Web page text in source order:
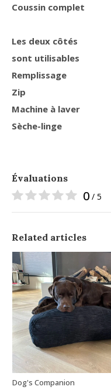
Coussin complet
Les deux côtés
sont utilisables
Remplissage
Zip
Machine à laver
Sèche-linge
Évaluations
0 / 5
Related articles
Dog's Companion